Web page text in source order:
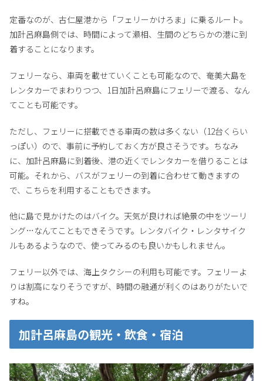
定番なのが、古仁屋港から「フェリーかけろま」に乗るルート。
加計呂麻島側では、時間によって瀬相、生間のどちらかの港に到
着することになります。
フェリーなら、車両を載せていくことも可能なので、奄美大島を
レンタカーでまわりつつ、1日加計呂麻島にフェリーで渡る、なん
てことも可能です。
ただし、フェリーに搭載できる車両の数は多くない（12台くらい
っぽい）ので、事前に予約しておく方が良さそうです。ちなみ
に、加計呂麻島に到着後、港の近くでレンタカーを借りることは
可能。それから、バスがフェリーの到着に合わせて動きますの
で、こちらを利用することもできます。
他に島で見かけたのはバイク。天気が良ければ絶景の中をツーリ
ング…なんてこともできそうです。レンタバイク・レンタサイク
ルもあるようなので、使ってみるのも良いかもしれません。
フェリー以外では、海上タクシーの利用も可能です。フェリーよ
りは割高になりそうですが、時間の融通が利くのはありがたいで
すね。
加計呂麻島の観光・飲食・宿泊